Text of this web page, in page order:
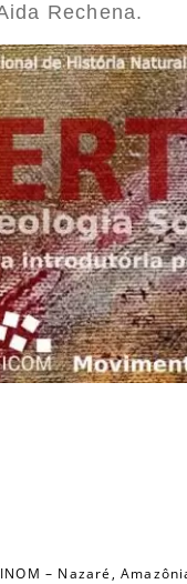
Rechena.
– Nazaré,